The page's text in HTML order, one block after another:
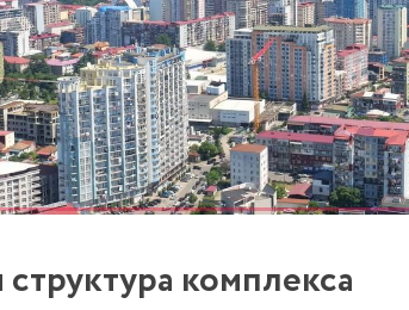
комплекса